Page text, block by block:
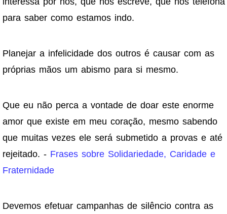
para saber como estamos indo.
Planejar a infelicidade dos outros é causar com as
próprias mãos um abismo para si mesmo.
Que eu não perca a vontade de doar este enorme
amor que existe em meu coração, mesmo sabendo
que muitas vezes ele será submetido a provas e até
rejeitado. - Frases sobre Solidariedade, Caridade e
Fraternidade
Devemos efetuar campanhas de silêncio contra as